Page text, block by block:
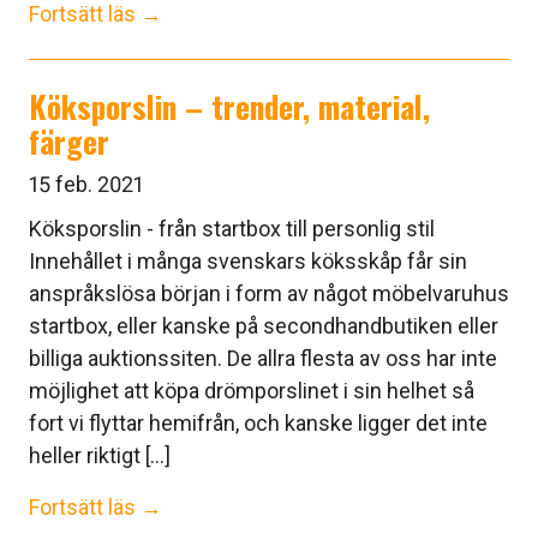
Fortsätt läs →
Köksporslin – trender, material,
färger
15 feb. 2021
Köksporslin - från startbox till personlig stil
Innehållet i många svenskars köksskåp får sin
anspråkslösa början i form av något möbelvaruhus
startbox, eller kanske på secondhandbutiken eller
billiga auktionssiten. De allra flesta av oss har inte
möjlighet att köpa drömporslinet i sin helhet så
fort vi flyttar hemifrån, och kanske ligger det inte
heller riktigt [...]
Fortsätt läs →